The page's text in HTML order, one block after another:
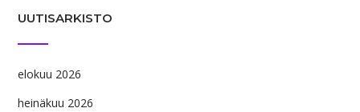
UUTISARKISTO
elokuu 2026
heinäkuu 2026